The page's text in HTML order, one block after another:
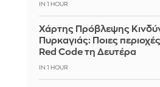
IN 1 HOUR
Χάρτης Πρόβλεψης
Πυρκαγιάς: Ποιες
Red Code τη Δευτέρα
IN 1 HOUR